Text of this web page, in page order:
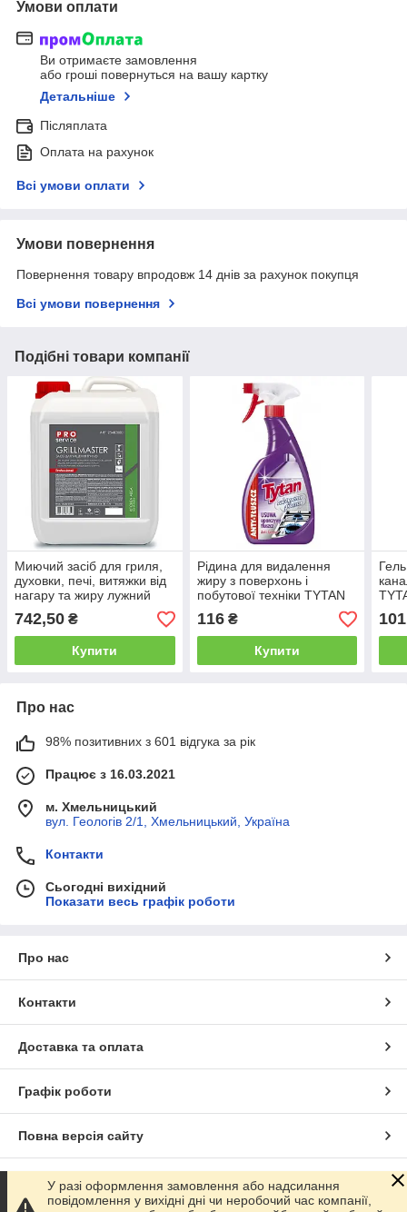
Умови оплати
Ви отримаєте замовлення
або гроші повернуться на вашу картку
Детальніше
Післяплата
Оплата на рахунок
Всі умови оплати
Умови повернення
Повернення товару впродовж 14 днів за рахунок покупця
Всі умови повернення
Подібні товари компанії
Миючий засіб для гриля,
духовки, печі, витяжки від
нагару та жиру лужний
PRO service Grillmaster 5 л
/ Засіб для кухні
742,50 ₴
Купити
Рідина для видалення
жиру з поверхонь і
побутової техніки TYTAN
"Антіжір" Спрей
розпилювач для
очищення від жиру 500мл
116₴
Купити
Про нас
98% позитивних з 601 відгука за рік
Працює з 16.03.2021
м. Хмельницький
вул. Геологів 2/1, Хмельницький, Україна
Контакти
Сьогодні вихідний
Показати весь графік роботи
Про нас
Контакти
Доставка та оплата
Графік роботи
Повна версія сайту
Сайт створено на маркетплейсіProm.ua
У разі оформлення замовлення або надсилання
повідомлення у вихідні дні чи неробочий час компанії,